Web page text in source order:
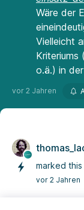
Wäre der
Vielleicht
Kriteriums
o.ä.) in
vor 2 Jahren
marked
vor 2 Jahren